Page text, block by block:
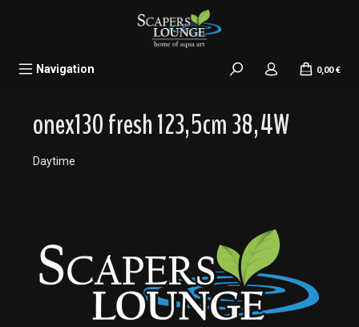
Navigation 0,00 €
onex130 fresh 123,5cm 38,4W
Daytime